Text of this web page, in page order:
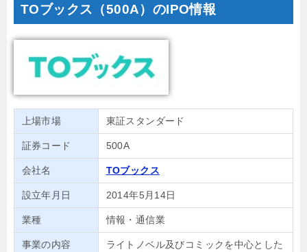
TOブックス（500A）のIPO情報
上場市場 東証スタンダード
証券コード 500A
会社名 TOブックス
設立年月日 2014年5月14日
業種 情報・通信業
事業の内容
ライトノベル及びコミックを中心とした